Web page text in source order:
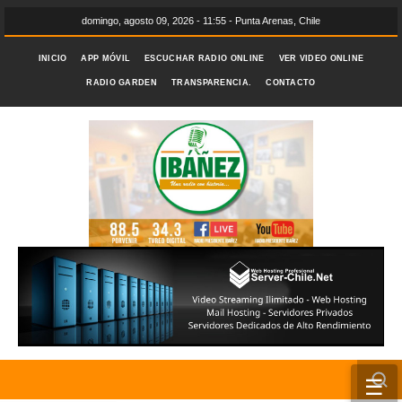
domingo, agosto 09, 2026 - 11:55 - Punta Arenas, Chile
INICIO APP MÓVIL ESCUCHAR RADIO ONLINE VER VIDEO ONLINE
RADIO GARDEN TRANSPARENCIA. CONTACTO
☰